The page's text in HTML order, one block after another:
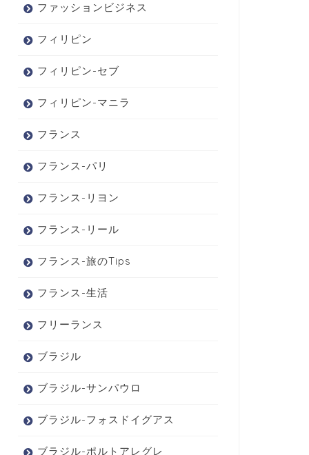
ファッションビジネス
フィリピン
フィリピン-セブ
フィリピン-マニラ
フランス
フランス-パリ
フランス-リヨン
フランス-リール
フランス-旅のTips
フランス-生活
フリーランス
ブラジル
ブラジル-サンパウロ
ブラジル-フォスドイグアス
ブラジル-ポルトアレグレ